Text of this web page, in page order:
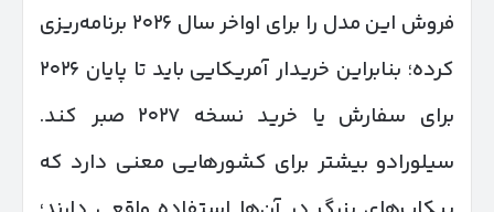
فروش این مدل را برای اواخر سال ۲۰۲۶ برنامه‌ریزی
کرده؛ بنابراین خریدار آمریکایی باید تا پایان ۲۰۲۶
برای سفارش یا خرید نسخه ۲۰۲۷ صبر کند.
سیلورادو بیشتر برای کشورهایی معنی دارد که